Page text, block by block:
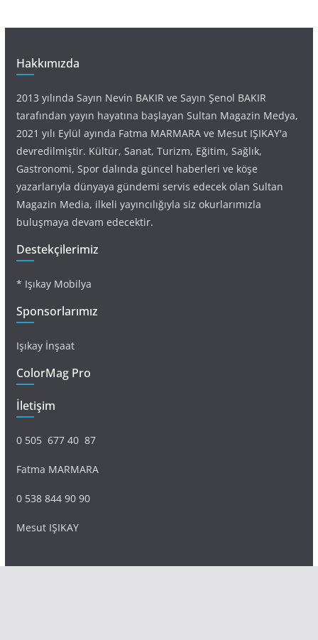
Hakkımızda
2013 yılında Sayın Nevin BAKIR ve Sayın Şenol BAKIR
tarafından yayın hayatına başlayan Sultan Magazin Medya,
2021 yılı Eylül ayında Fatma MARMARA ve Mesut IŞIKAY'a
devredilmiştir. Kültür, Sanat, Turizm, Eğitim, Sağlık,
Gastronomi, Spor dalında güncel haberleri ve köşe
yazarlarıyla dünyaya gündemi servis edecek olan Sultan
Magazin Media, ilkeli yayıncılığıyla siz okurlarımızla
buluşmaya devam edecektir.
Destekçilerimiz
* Işıkay Mobilya
Sponsorlarımız
Işıkay İnşaat
ColorMag Pro
İletişim
0 505 677 40 87
Fatma MARMARA
0 538 844 90 90
Mesut IŞIKAY